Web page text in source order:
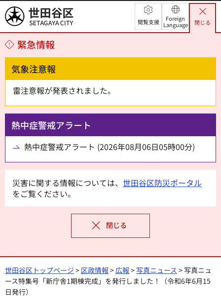
世田谷区 閲覧支援
Foreign
Language
閉じる
緊急情報
気象注意報
雷注意報が発表されました。
熱中症警戒アラート
熱中症警戒アラート (2026年08月06日05時00分)
災害に関する情報については、 世田谷区防災ポータル
をご覧ください。
閉じる
世田谷区トップページ > 区政情報 >広報 >写真ニュース > 写真ニュ
ース特集号「新庁舎1期棟完成」を発行しました！（令和6年6月15
日発行）